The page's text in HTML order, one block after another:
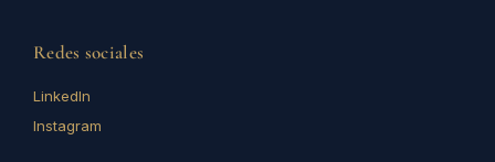
Redes sociales
LinkedIn
Instagram